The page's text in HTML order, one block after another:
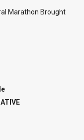
Marathon Brought